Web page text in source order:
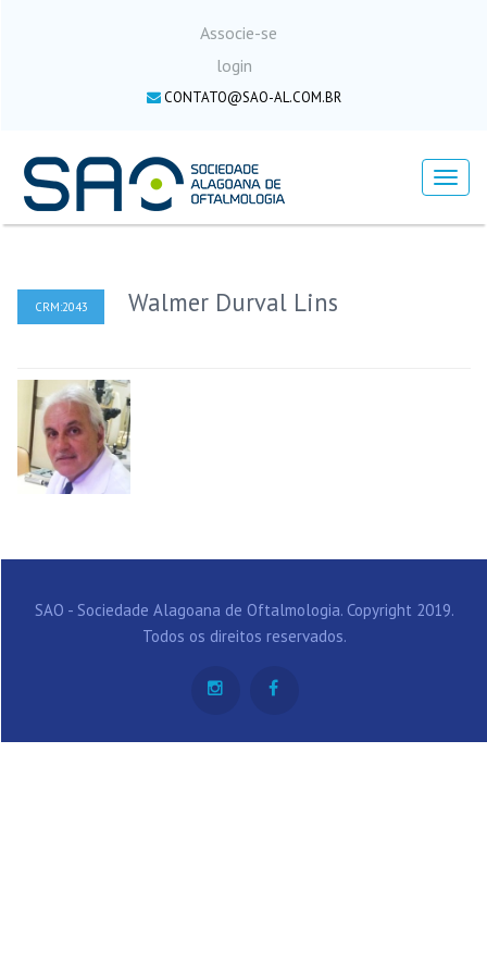
Associe-se
login
CONTATO@SAO-AL.COM.BR
Menu
CRM:2043 Walmer Durval Lins
SAO - Sociedade Alagoana de Oftalmologia. Copyright 2019.
Todos os direitos reservados.